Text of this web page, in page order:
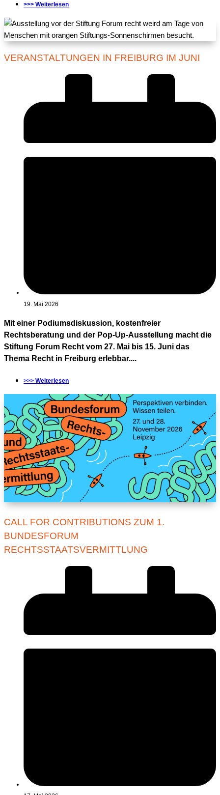
>>> Weiterlesen
VERANSTALTUNGEN IN FREIBURG IM JUNI
19. Mai 2026
Mit einer Podiumsdiskussion, kostenfreier
Rechtsberatung und der Pop-Up-Ausstellung macht die
Stiftung Forum Recht vom 27. Mai bis 15. Juni das
Thema Recht in Freiburg erlebbar....
>>> Weiterlesen
CALL FOR CONTRIBUTIONS ZUM 1.
BUNDESFORUM
RECHTSSTAATSVERMITTLUNG